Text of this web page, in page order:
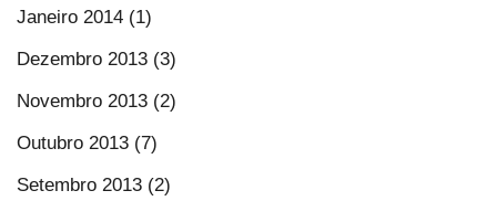
Janeiro 2014 (1)
Dezembro 2013 (3)
Novembro 2013 (2)
Outubro 2013 (7)
Setembro 2013 (2)